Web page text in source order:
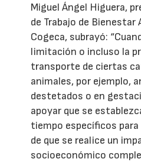
Miguel Ángel Higuera,
de Trabajo de Bienestar
Cogeca, subrayó:
limitación o incluso la
transporte de ciertas
animales, por ejemplo,
destetados o en
apoyar que se
tiempo específicos
de que se realice un
socioeconómico